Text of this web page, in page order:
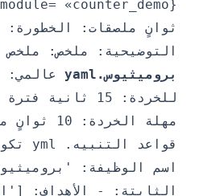
ثوانٍ ملصقات: الخطورة:
التوضيحية: ملخص: ملخص
بروميثيوس.yaml
عالمي:
مهلة
اسم الوظيفة:
الثابتة: - الأهداف: